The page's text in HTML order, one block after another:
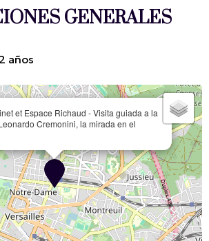
GENERALES
años
et Espace Richaud - Visita guiada a la
Cremonini, la mirada en el